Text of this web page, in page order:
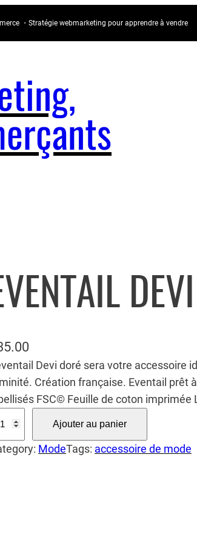
・Stratégie webmarketing pour apprendre à vendre
Devi doré sera votre accessoire
Création française. Eventail prêt
FSC© Feuille de coton imprimée
Ajouter au panier
ModeTags: accessoire de mode